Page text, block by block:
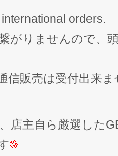
orders.
がりませんので、
信販売は受付出来
店主自ら厳選した